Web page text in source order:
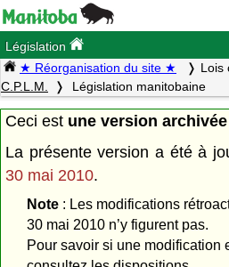
Législation
★ Réorganisation du site ★ Lois
C.P.L.M.
Législation manitobaine
Ceci est une version
La présente version a été à
30 mai 2010.
Note: Les modifications
30 mai 2010 n’y figurent pas.
Pour savoir si une modification